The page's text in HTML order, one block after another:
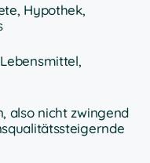
Hypothek,
also nicht zwingend